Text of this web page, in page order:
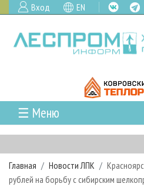
Вход EN
☰ Меню
ГЛАВНАЯ
РУБРИКИ И ТЕМЫ
РУБРИКИ ЖУРНАЛА
НОВОСТИ
Главная Новости ЛПК
рублей на борьбу с сибирским